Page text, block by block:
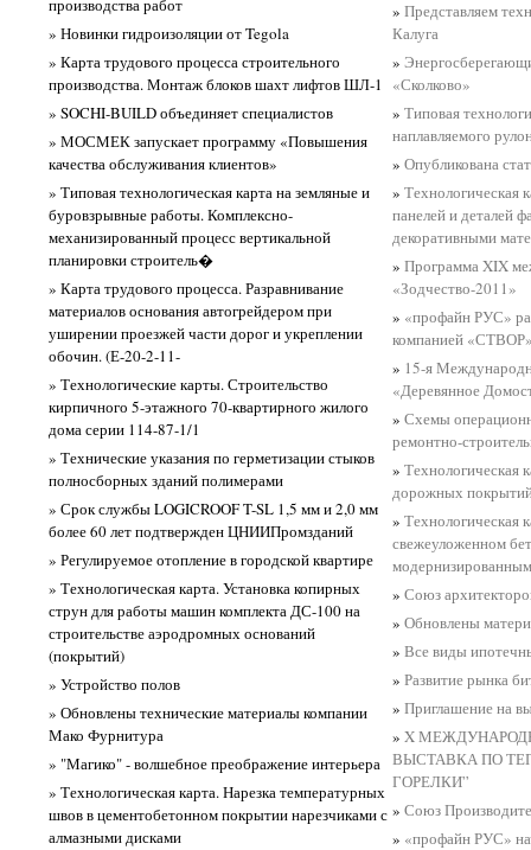
производства работ
» Новинки гидроизоляции от Tegola
» Карта трудового процесса строительного
производства. Монтаж блоков шахт лифтов ШЛ-1
» SOCHI-BUILD объединяет специалистов
» МОСМЕК запускает программу «Повышения
качества обслуживания клиентов»
» Типовая технологическая карта на земляные и
буровзрывные работы. Комплексно-
механизированный процесс вертикальной
планировки строитель�
» Карта трудового процесса. Разравнивание
материалов основания автогрейдером при
уширении проезжей части дорог и укреплении
обочин. (Е-20-2-11-
» Технологические карты. Строительство
кирпичного 5-этажного 70-квартирного жилого
дома серии 114-87-1/1
» Технические указания по герметизации стыков
полносборных зданий полимерами
» Срок службы LOGICROOF T-SL 1,5 мм и 2,0 мм
более 60 лет подтвержден ЦНИИПромзданий
» Регулируемое отопление в городской квартире
» Технологическая карта. Установка копирных
струн для работы машин комплекта ДС-100 на
строительстве аэродромных оснований
(покрытий)
» Устройство полов
» Обновлены технические материалы компании
Мако Фурнитура
» "Магико" - волшебное преображение интерьера
» Технологическая карта. Нарезка температурных
швов в цементобетонном покрытии нарезчиками с
алмазными дисками
» Представляем
Калуга
»
«Сколково»
» Типовая
наплавляемого
» Опубликована
» Технологическая
панелей и деталей
декоративными
» Программа XIX
«Зодчество-2011»
» «профайн РУС»
компанией
» 15-я
«Деревянное
» Схемы
ремонтно-
» Технологическая
дорожных
» Технологическая
свежеуложенном
» Союз
» Обновлены
» Все виды
» Развитие рынка
» Приглашение на
» X
ВЫСТАВКА ПО
ГОРЕЛКИ”
» Союз
» «профайн РУС»